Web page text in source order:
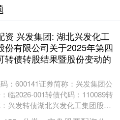
资 兴发集团: 湖北兴发化工
份有限公司关于2025年第四
转债转股结果暨股份变动的
：600141证券简称：兴发集团公
临2026-001转债代码：110089转
兴发转债湖北兴发化工集团股份
司关于2025年第四季度可....